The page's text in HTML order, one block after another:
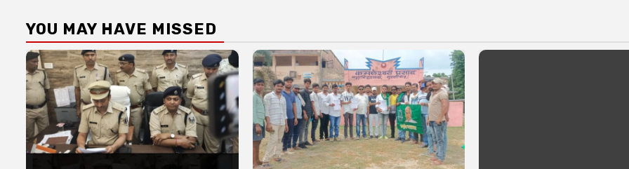
YOU MAY HAVE MISSED